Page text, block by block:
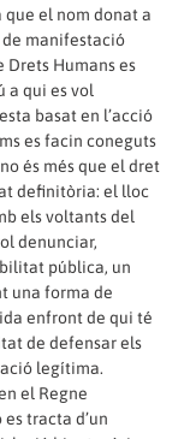
que el nom donat a
de manifestació
Drets Humans es
a qui es vol
basat en l’acció
es facin coneguts
és més que el dret
definitòria: el lloc
els voltants del
denunciar,
pública, un
una forma de
enfront de qui té
de defensar els
legítima.
el Regne
tracta d’un